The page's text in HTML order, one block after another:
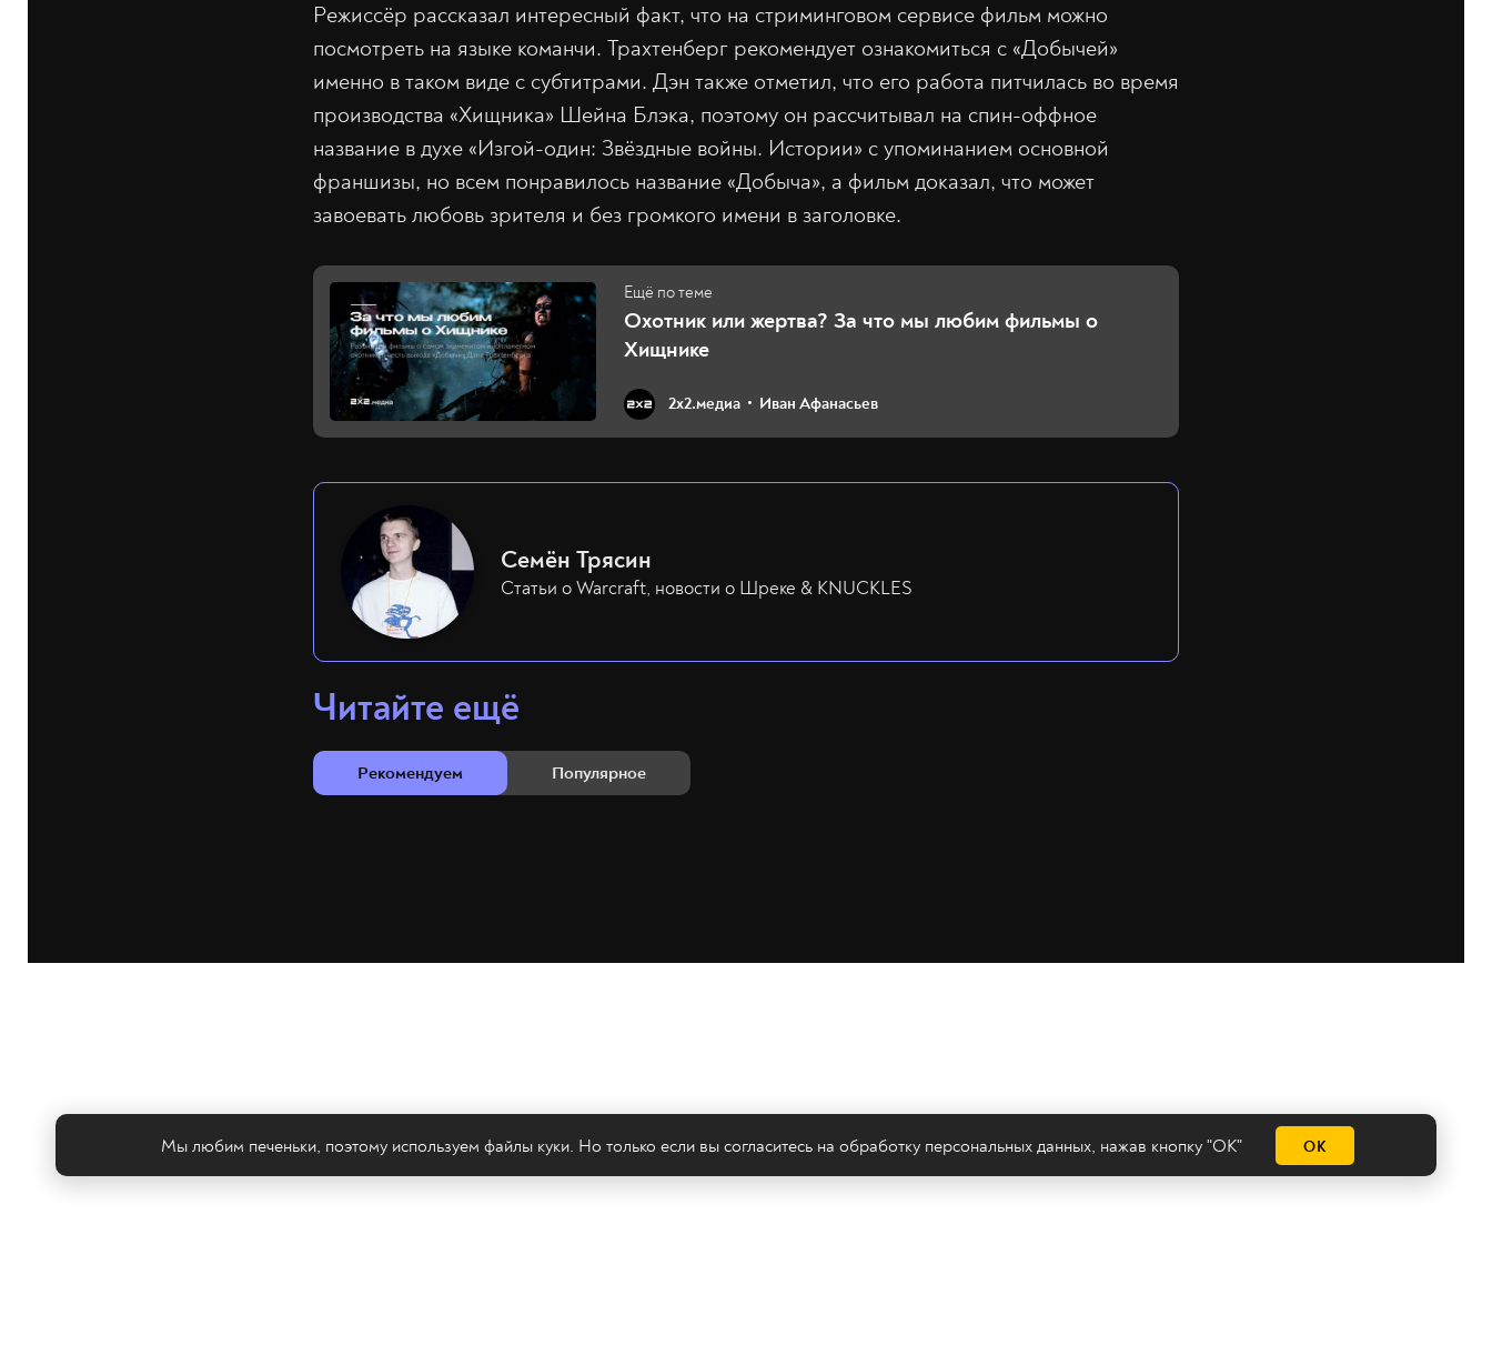
Режиссёр рассказал интересный факт, что на стриминговом сервисе фильм можно
посмотреть на языке команчи. Трахтенберг рекомендует ознакомиться с «Добычей»
именно в таком виде с субтитрами. Дэн также отметил, что его работа питчилась во время
производства «Хищника» Шейна Блэка, поэтому он рассчитывал на спин-оффное
название в духе «Изгой-один: Звёздные войны. Истории» с упоминанием основной
франшизы, но всем понравилось название «Добыча», а фильм доказал, что может
завоевать любовь зрителя и без громкого имени в заголовке.
Охотник или жертва? За что мы любим фильмы о
Хищнике
2х2.медиа Иван Афанасьев
Семён Трясин
Статьи о Warcraft, новости о Шреке & KNUCKLES
Читайте ещё
Рекомендуем Популярное
Мы любим печеньки, поэтому используем файлы куки. Но только если вы согласитесь на обработку персональных данных, нажав кнопку "ОК" ОК